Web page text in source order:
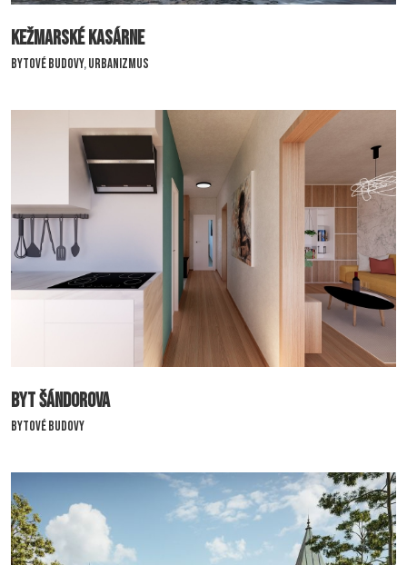
Kežmarské kasárne
Kežmarské kasárne
Bytové budovy,Urbanizmus
Byt Šándorova
Byt Šándorova
Bytové budovy